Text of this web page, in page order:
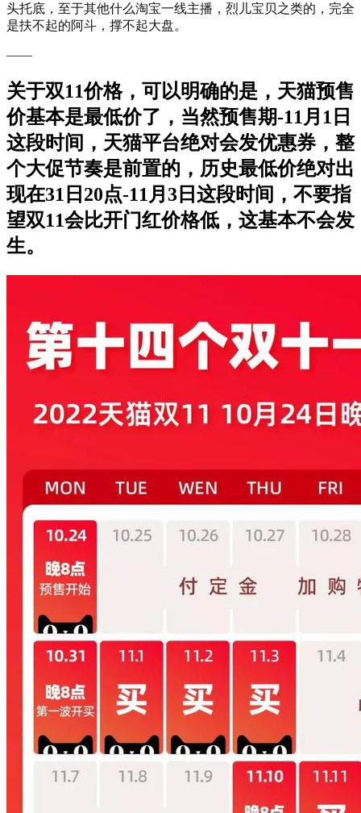
头托底，至于其他什么淘宝一线主播，烈儿宝贝之类的，完全
是扶不起的阿斗，撑不起大盘。
——
关于双11价格，可以明确的是，天猫预售
价基本是最低价了，当然预售期-11月1日
这段时间，天猫平台绝对会发优惠券，整
个大促节奏是前置的，历史最低价绝对出
现在31日20点-11月3日这段时间，不要指
望双11会比开门红价格低，这基本不会发
生。